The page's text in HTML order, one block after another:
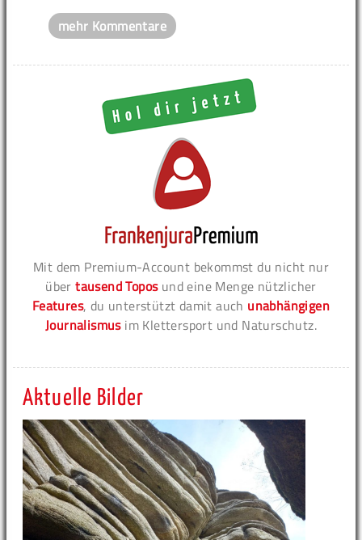
mehr Kommentare
Mit dem Premium-Account bekommst du nicht nur
übertausend Toposund eine Menge nützlicher
Features, du unterstützt damit auch unabhängigen
Journalismusim Klettersport und Naturschutz.
Aktuelle Bilder